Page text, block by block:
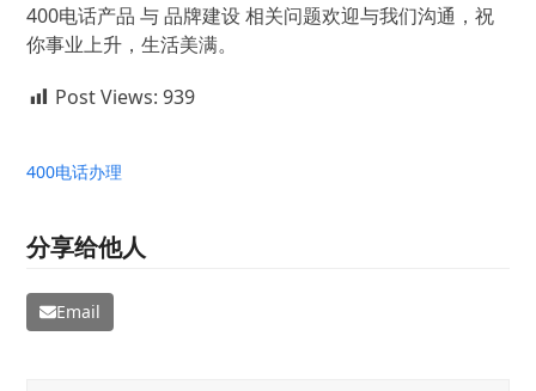
400电话产品 与 品牌建设 相关问题欢迎与我们沟通，祝
你事业上升，生活美满。
Post Views: 939
400电话办理
分享给他人
Email